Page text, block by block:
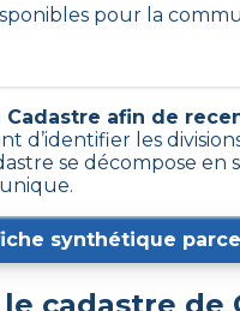
pour la
afin de
d’identifier les
se décompose en
synthétique
cadastre de